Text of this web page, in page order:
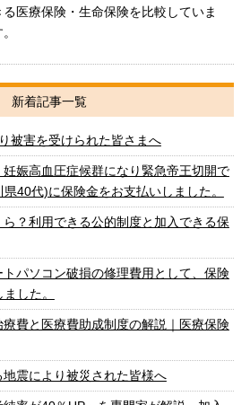
る医療保険・生命保険を比較していま
新着記事一覧
被害を受けられた皆さまへ
妊娠高血圧症候群になり緊急帝王切開で
40代)に保険金をお支払いしました。
？利用できる公的制度と加入できる保
トパソコン破損の修理費用として、保険
した。
費と医療費助成制度の解説｜医療保険
震により被災された皆様へ